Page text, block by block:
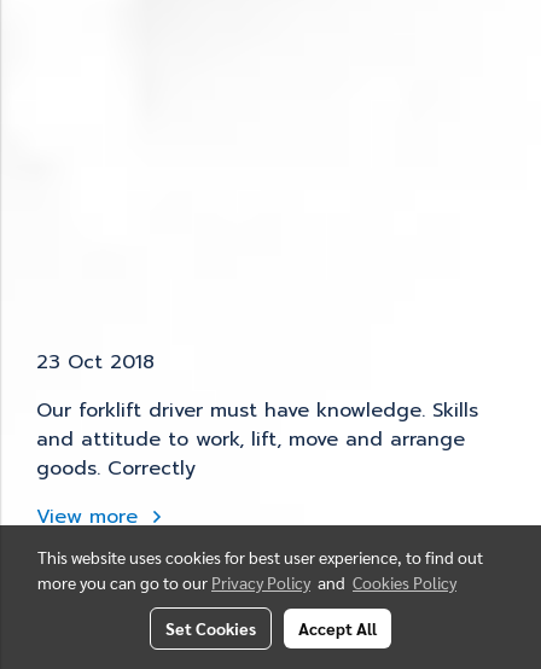
23 Oct 2018
Our forklift driver must have knowledge. Skills
and attitude to work, lift, move and arrange
goods. Correctly
View more
This website uses cookies for best user experience, to find out
more you can go to our Privacy Policy and Cookies Policy
Set Cookies Accept All